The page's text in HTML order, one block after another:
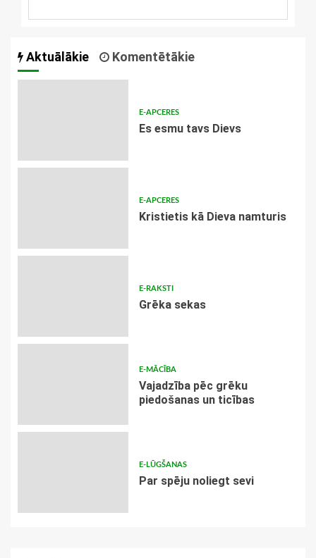
Aktuālākie Komentētākie
E-APCERES
Es esmu tavs Dievs
E-APCERES
Kristietis kā Dieva namturis
E-RAKSTI
Grēka sekas
E-MĀCĪBA
Vajadzība pēc grēku
piedošanas un ticības
E-LŪGŠANAS
Par spēju noliegt sevi